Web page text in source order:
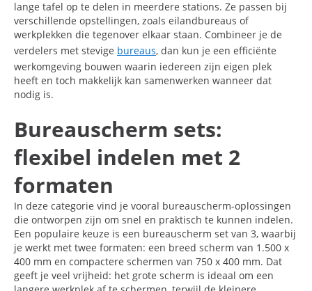
lange tafel op te delen in meerdere stations. Ze passen bij
verschillende opstellingen, zoals eilandbureaus of
werkplekken die tegenover elkaar staan. Combineer je de
verdelers met stevige bureaus, dan kun je een efficiënte
werkomgeving bouwen waarin iedereen zijn eigen plek
heeft en toch makkelijk kan samenwerken wanneer dat
nodig is.
Bureauscherm sets:
flexibel indelen met 2
formaten
In deze categorie vind je vooral bureauscherm-oplossingen
die ontworpen zijn om snel en praktisch te kunnen indelen.
Een populaire keuze is een bureauscherm set van 3, waarbij
je werkt met twee formaten: een breed scherm van 1.500 x
400 mm en compactere schermen van 750 x 400 mm. Dat
geeft je veel vrijheid: het grote scherm is ideaal om een